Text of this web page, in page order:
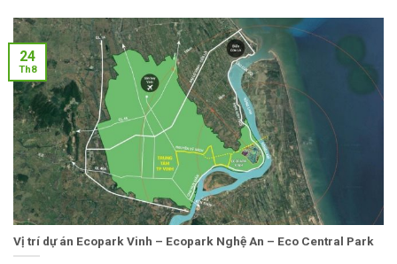
Vị trí dự án Ecopark Vinh – Ecopark Nghệ An – Eco Central Park
24
Th8